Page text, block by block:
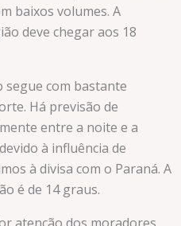
baixos volumes. A
deve chegar aos 18
com bastante
Há previsão de
entre a noite e a
à influência de
à divisa com o Paraná. A
é de 14 graus.